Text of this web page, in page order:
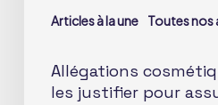
Articles à la une Toutes nos
efficace
Allégations
les justifier pour